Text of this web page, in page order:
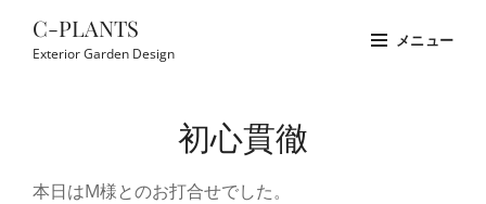
C-PLANTS
Exterior Garden Design
メニュー
初心貫徹
本日はM様とのお打合せでした。